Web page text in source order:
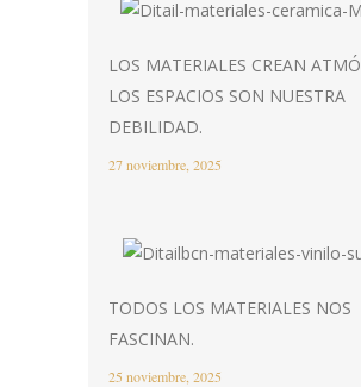
LOS MATERIALES CREAN
LOS ESPACIOS SON NUESTRA
DEBILIDAD.
27 noviembre, 2025
TODOS LOS MATERIALES NOS
FASCINAN.
25 noviembre, 2025